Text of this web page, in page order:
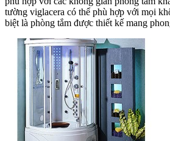
tường viglacera có thể phù hợp với mọi
biệt là phòng tắm được thiết kế mang